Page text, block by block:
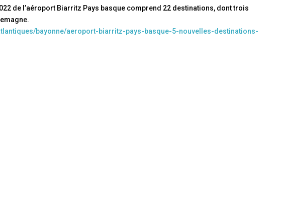
de l’aéroport Biarritz Pays basque comprend 22 destinations, dont trois
e.
bayonne/aeroport-biarritz-pays-basque-5-nouvelles-destinations-